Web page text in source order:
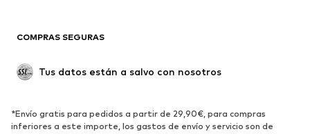
Tallas grandes
Reciclado
ZAPATOS
COMPRAS SEGURAS
Tus datos están a salvo con nosotros
*Envío gratis para pedidos a partir de 29,90€, para compras
inferiores a este importe, los gastos de envío y servicio son de